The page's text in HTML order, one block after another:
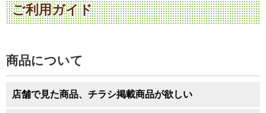
ご利用ガイド
商品について
店舗で見た商品、チラシ掲載商品が欲しい